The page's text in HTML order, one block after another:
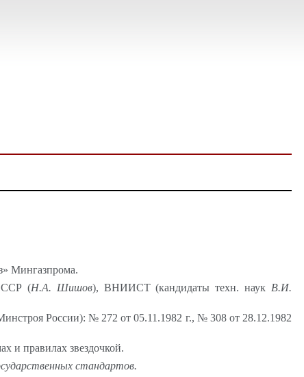
» Мингазпрома.
(Н.А. Шишов), ВНИИСТ (кандидатытехн. наук В.И.
России): № 272 от 05.11.1982 г., № 308 от 28.12.1982
и правилах звездочкой.
стандартов.